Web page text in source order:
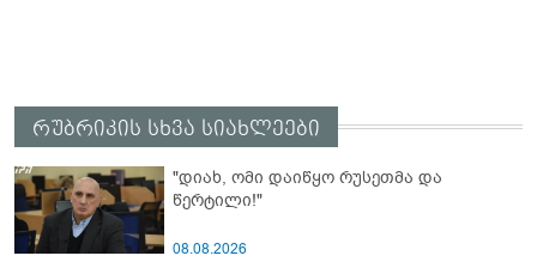
რუბრიკის სხვა სიახლეები
"დიახ, ომი დაიწყო რუსეთმა და
წერტილი!"
08.08.2026